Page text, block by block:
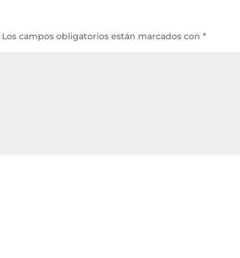
Los campos obligatorios están marcados con*